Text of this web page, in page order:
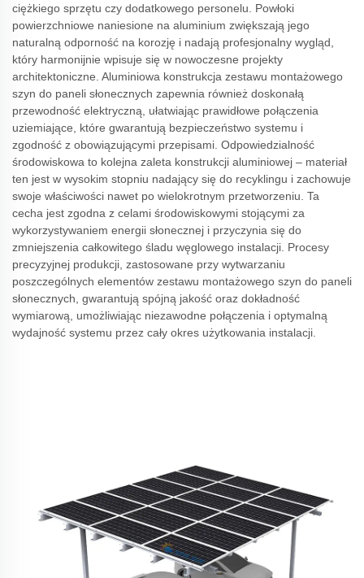
ciężkiego sprzętu czy dodatkowego personelu. Powłoki
powierzchniowe naniesione na aluminium zwiększają jego
naturalną odporność na korozję i nadają profesjonalny wygląd,
który harmonijnie wpisuje się w nowoczesne projekty
architektoniczne. Aluminiowa konstrukcja zestawu montażowego
szyn do paneli słonecznych zapewnia również doskonałą
przewodność elektryczną, ułatwiając prawidłowe połączenia
uziemiające, które gwarantują bezpieczeństwo systemu i
zgodność z obowiązującymi przepisami. Odpowiedzialność
środowiskowa to kolejna zaleta konstrukcji aluminiowej – materiał
ten jest w wysokim stopniu nadający się do recyklingu i zachowuje
swoje właściwości nawet po wielokrotnym przetworzeniu. Ta
cecha jest zgodna z celami środowiskowymi stojącymi za
wykorzystywaniem energii słonecznej i przyczynia się do
zmniejszenia całkowitego śladu węglowego instalacji. Procesy
precyzyjnej produkcji, zastosowane przy wytwarzaniu
poszczególnych elementów zestawu montażowego szyn do paneli
słonecznych, gwarantują spójną jakość oraz dokładność
wymiarową, umożliwiając niezawodne połączenia i optymalną
wydajność systemu przez cały okres użytkowania instalacji.